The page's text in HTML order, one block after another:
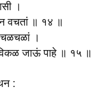
।
न वचतां ॥ १४ ॥
।
जाऊं पाहे ॥ १५ ॥
: